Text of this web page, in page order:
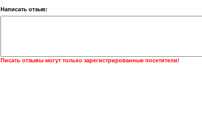
Написать отзыв:
Писать отзывы могут только зарегистрированные посетители!